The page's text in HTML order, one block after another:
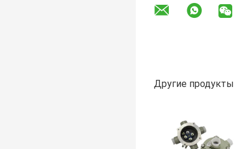
Другие продукты